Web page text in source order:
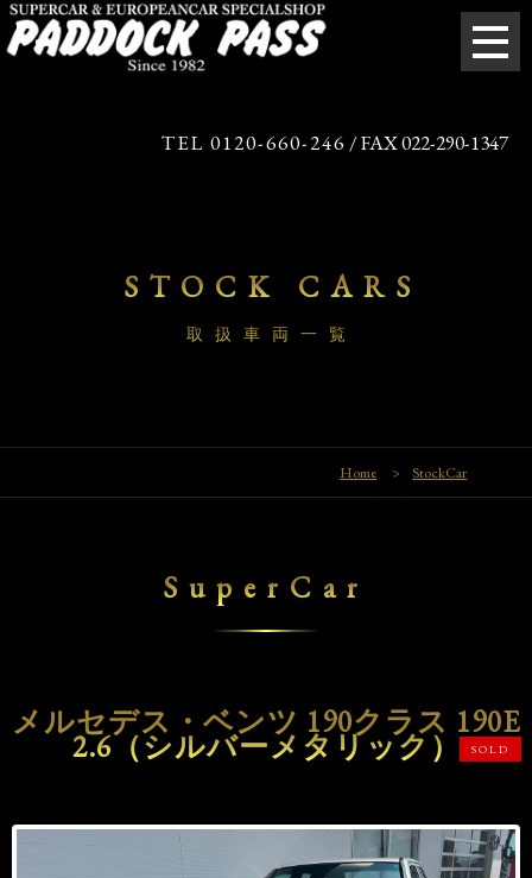
TEL 0120-660-246 / FAX 022-290-1347
STOCK CARS
取扱車両一覧
Home > StockCar
SuperCar
メルセデス・ベンツ 190クラス 190E
2.6（シルバーメタリック） SOLD